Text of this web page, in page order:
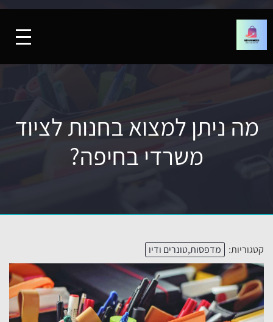
מה ניתן למצוא בחנות לציוד
משרדי בחיפה?
קטגוריות: מדפסות,טונרים ודיו